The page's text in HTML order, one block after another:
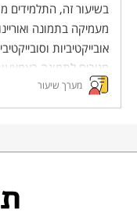
בשיעור זה, התלמידים
מעמיקה בתמונה
אובייקטיביות
מגיבים לתמונה
מערך שיעור